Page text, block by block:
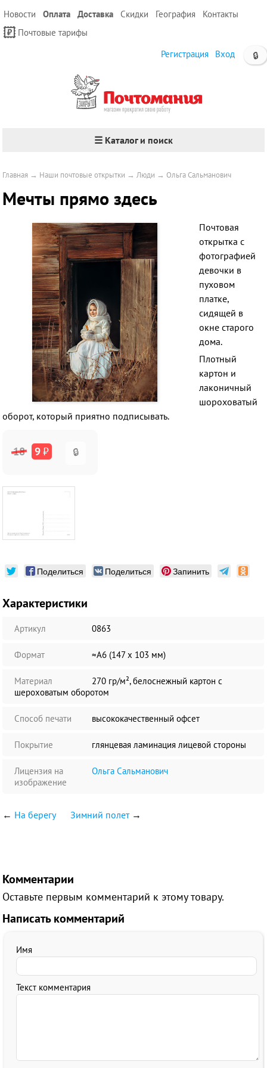
Новости Оплата Доставка Скидки География
Контакты
Почтовые тарифы
🔒
Регистрация Вход
☰ Каталог и поиск
Главная → Наши почтовые открытки →Люди → Ольга Сальманович
Мечты прямо здесь
Почтовая
открытка с
фотографией
девочки в
пуховом
платке,
сидящей в
окне старого
дома.
Плотный
картон и
лаконичный
шороховатый
оборот, который приятно подписывать.
18 9₽ 🔒
Поделиться Поделиться Запинить
Характеристики
Артикул 0863
Формат ≈А6 (147 х 103 мм)
Материал
270 гр/м², белоснежный картон с
шероховатым оборотом
Способ печати высококачественный офсет
Покрытие глянцевая ламинация лицевой стороны
Лицензия на
изображение
Ольга Сальманович
← На берегу Зимний полет→
Комментарии
Оставьте первым комментарий к этому товару.
Написать комментарий
Имя
Текст комментария